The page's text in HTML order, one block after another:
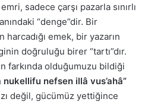
sadece çarşı pazarla sınırlı
“denge”dir. Bir
emek, bir yazarın
doğruluğu birer “tartı”dır.
farkında olduğumuzu bildiği
nukellifu nefsen illâ vus’ahâ”
değil, gücümüz yettiğince